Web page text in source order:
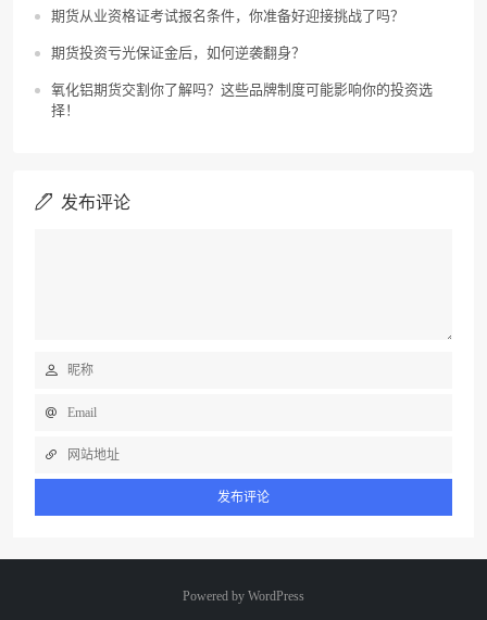
期货从业资格证考试报名条件，你准备好迎接挑战了吗？
期货投资亏光保证金后，如何逆袭翻身？
氧化铝期货交割你了解吗？这些品牌制度可能影响你的投资选
择！
发布评论
Powered by WordPress